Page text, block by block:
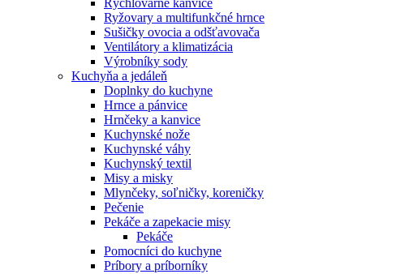
Rýchlovarné kanvice
Ryžovary a multifunkčné hrnce
Sušičky ovocia a odšťavovača
Ventilátory a klimatizácia
Výrobníky sody
Kuchyňa a jedáleň
Doplnky do kuchyne
Hrnce a pánvice
Hrnčeky a kanvice
Kuchynské nože
Kuchynské váhy
Kuchynský textil
Misy a misky
Mlynčeky, soľničky, koreničky
Pečenie
Pekáče a zapekacie misy
Pekáče
Pomocníci do kuchyne
Príbory a príborníky